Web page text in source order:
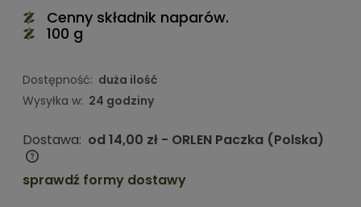
Cenny składnik naparów.
100 g
Dostępność: duża ilość
Wysyłka w: 24 godziny
Dostawa: od 14,00 zł - ORLEN Paczka (Polska)
Cena nie zawiera ewentualnych kosztów płatności
sprawdź formy dostawy